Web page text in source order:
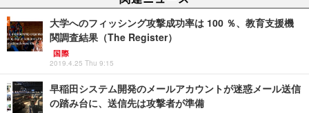
大学へのフィッシング攻撃成功率は 100 ％、教育支援機
関調査結果（The Register）
国際
2019.4.25 Thu 9:15
早稲田システム開発のメールアカウントが迷惑メール送信
の踏み台に、送信先は攻撃者が準備